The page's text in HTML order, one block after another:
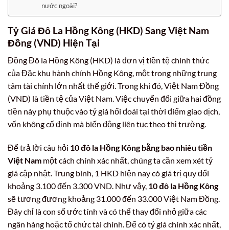
nước ngoài?
Tỷ Giá Đô La Hồng Kông (HKD) Sang Việt Nam
Đồng (VND) Hiện Tại
Đồng Đô la Hồng Kông (HKD) là đơn vị tiền tệ chính thức
của Đặc khu hành chính Hồng Kông, một trong những trung
tâm tài chính lớn nhất thế giới. Trong khi đó, Việt Nam Đồng
(VND) là tiền tệ của Việt Nam. Việc chuyển đổi giữa hai đồng
tiền này phụ thuộc vào tỷ giá hối đoái tại thời điểm giao dịch,
vốn không cố định mà biến động liên tục theo thị trường.
Để trả lời câu hỏi 10 đô la Hồng Kông bằng bao nhiêu tiền
Việt Nam một cách chính xác nhất, chúng ta cần xem xét tỷ
giá cập nhật. Trung bình, 1 HKD hiện nay có giá trị quy đổi
khoảng 3.100 đến 3.300 VND. Như vậy, 10 đô la Hồng Kông
sẽ tương đương khoảng 31.000 đến 33.000 Việt Nam Đồng.
Đây chỉ là con số ước tính và có thể thay đổi nhỏ giữa các
ngân hàng hoặc tổ chức tài chính. Để có tỷ giá chính xác nhất,